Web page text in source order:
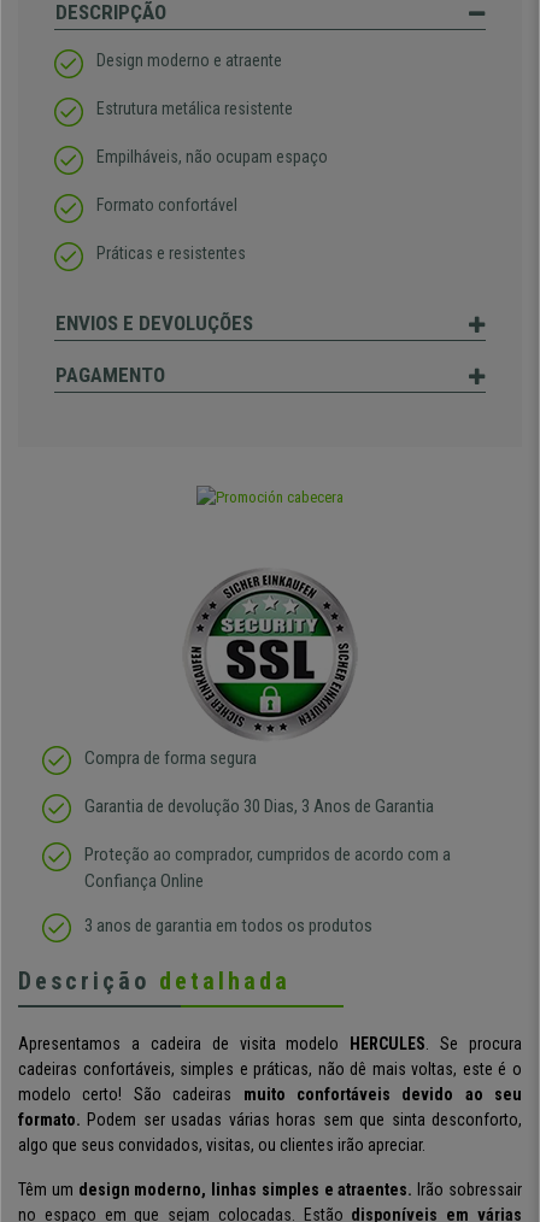
DESCRIPÇÃO
Design moderno e atraente
Estrutura metálica resistente
Empilháveis, não ocupam espaço
Formato confortável
Práticas e resistentes
ENVIOS E DEVOLUÇÕES
PAGAMENTO
Compra de forma segura
Garantia de devolução 30 Dias, 3 Anos de Garantia
Proteção ao comprador, cumpridos de acordo com a
Confiança Online
3 anos de garantia em todos os produtos
Descrição detalhada
Apresentamos a cadeira de visita modelo HERCULES . Se procura
cadeiras confortáveis, simples e práticas, não dê mais voltas, este é o
modelo certo! São cadeiras muito confortáveis devido ao seu
formato. Podem ser usadas várias horas sem que sinta desconforto,
algo que seus convidados, visitas, ou clientes irão apreciar.
Têm um design moderno, linhas simples e atraentes. Irão sobressair
no espaço em que sejam colocadas. Estão disponíveis em várias